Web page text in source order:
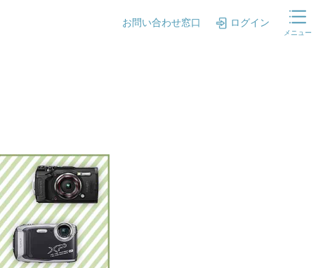
お問い合わせ窓口 ログイン
メニュー